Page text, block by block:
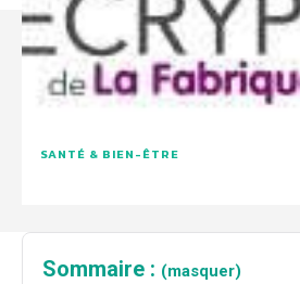
SANTÉ & BIEN-ÊTRE
Sommaire : (masquer)